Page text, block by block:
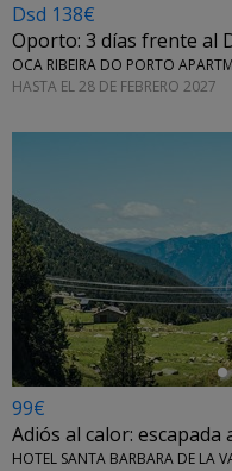
Dsd 138€
Oporto: 3 días frente al
OCA RIBEIRA DO PORTO
HASTA EL 28 DE FEBRERO 2027
←
99€
Adiós al calor:
HOTEL SANTA BARBARA DE LA